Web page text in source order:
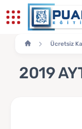
Ücretsiz
2019